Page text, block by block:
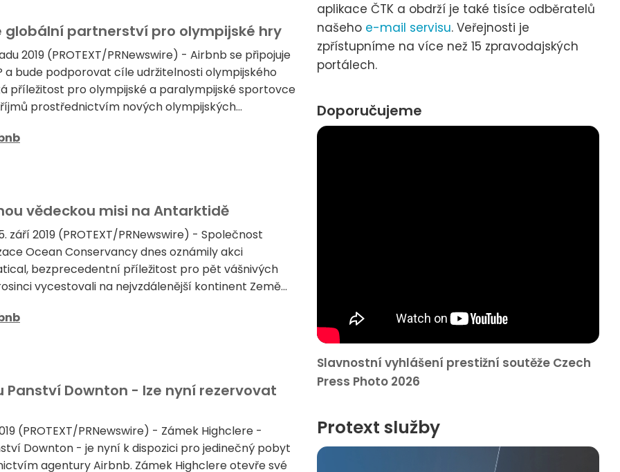
globální partnerství pro olympijské hry
2019 (PROTEXT/PRNewswire) - Airbnb se připojuje
a bude podporovat cíle udržitelnosti olympijského
příležitost pro olympijské a paralympijské sportovce
prostřednictvím nových olympijských...
vědeckou misi na Antarktidě
září 2019 (PROTEXT/PRNewswire) - Společnost
Ocean Conservancy dnes oznámily akci
bezprecedentní příležitost pro pět vášnivých
vycestovali na nejvzdálenější kontinent Země...
Downton - lze nyní rezervovat
(PROTEXT/PRNewswire) - Zámek Highclere -
Downton - je nyní k dispozici pro jedinečný pobyt
agentury Airbnb. Zámek Highclere otevře své
aplikace ČTK a obdrží je také tisíce odběratelů
našeho e-mail servisu. Veřejnosti je
zpřístupníme na více než 15 zpravodajských
portálech.
Doporučujeme
Slavnostní vyhlášení prestižní soutěže Czech
Press Photo 2026
Protext služby